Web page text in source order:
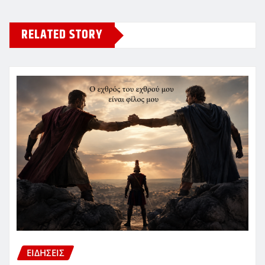
RELATED STORY
ΕΙΔΗΣΕΙΣ